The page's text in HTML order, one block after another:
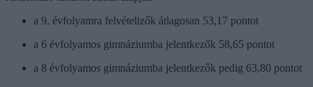
a 9. évfolyamra felvételizők átlagosan 53,17 pontot
a 6 évfolyamos gimnáziumba jelentkezők 58,65 pontot
a 8 évfolyamos gimnáziumba jelentkezők pedig 63,80 pontot